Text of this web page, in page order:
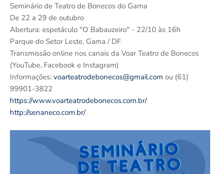
Seminário de Teatro de Bonecos do Gama
De 22 a 29 de outubro
Abertura: espetáculo "O Babauzeiro" - 22/10 às 16h
Parque do Setor Leste, Gama / DF
Transmissão online nos canais da Voar Teatro de Bonecos
(YouTube, Facebook e Instagram)
Informações: voarteatrodebonecos@gmail.com ou (61)
99901-3822
https://www.voarteatrodebonecos.com.br/
http://senaneco.com.br/